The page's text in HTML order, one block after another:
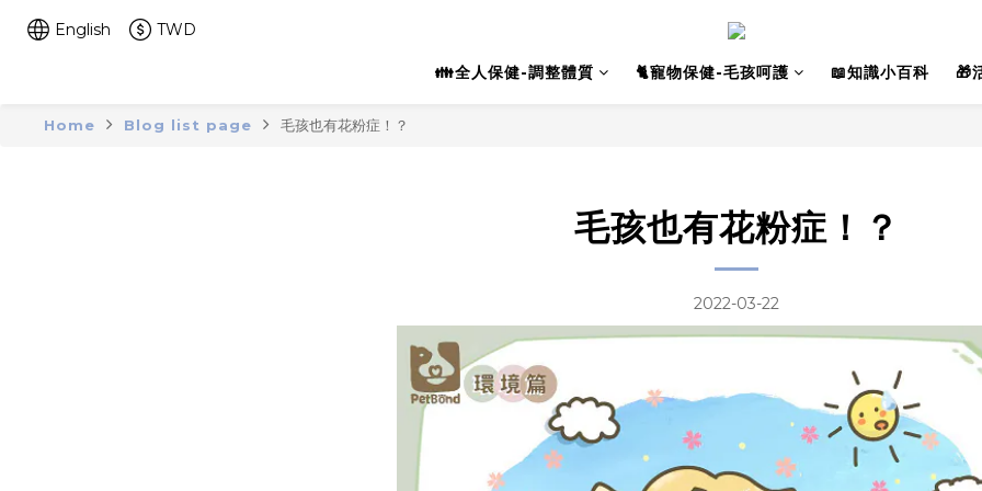
English TWD
👪全人保健-調整體質 🐈寵物保健-毛孩呵護 📖知識小百科 🎁
Home Blog list page 毛孩也有花粉症！？
毛孩也有花粉症！？
2022-03-22